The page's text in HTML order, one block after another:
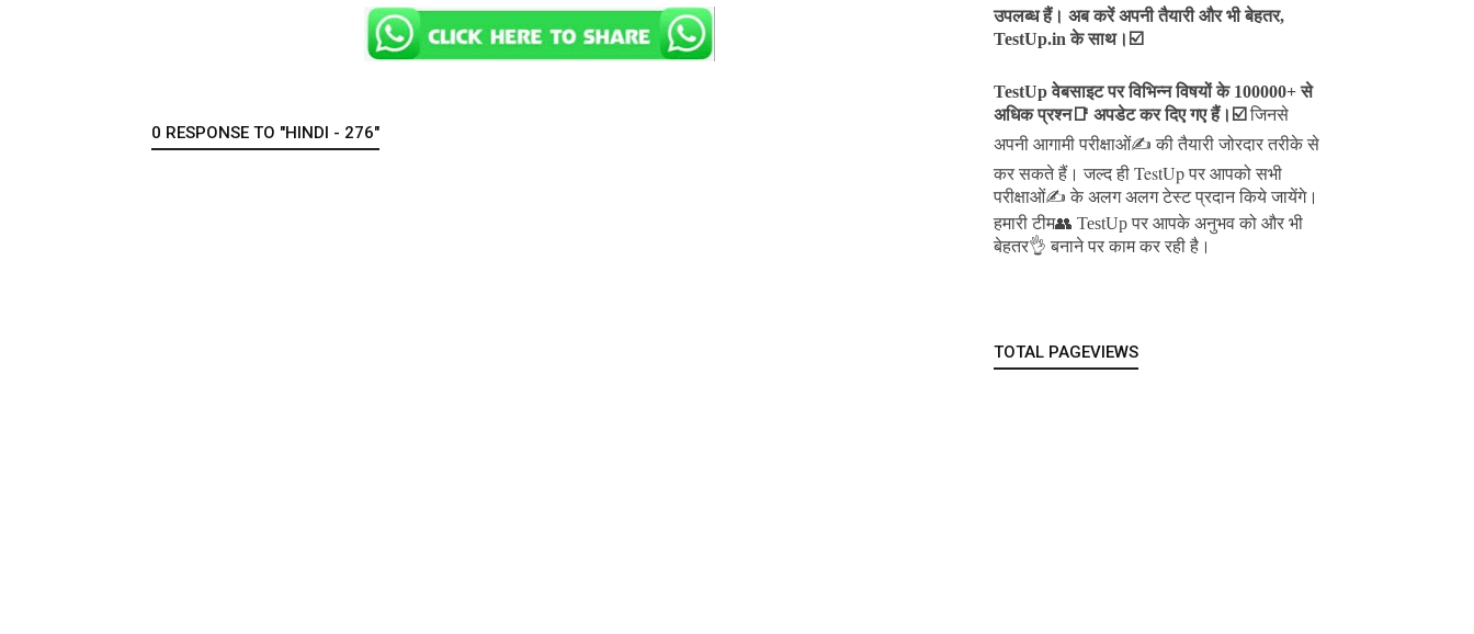
0 RESPONSE TO "HINDI - 276"
उपलब्ध हैं। अब करें अपनी तैयारी और भी बेहतर,
TestUp.in के साथ।☑️
TestUp वेबसाइट पर विभिन्न विषयों के 100000+ से
अधिक प्रश्न📑 अपडेट कर दिए गए हैं। ☑️ जिनसे
अपनी आगामी परीक्षाओं✍️ की तैयारी जोरदार तरीके से
कर सकते हैं।जल्द ही TestUp पर आपको सभी
परीक्षाओं✍️ के अलग अलग टेस्ट प्रदान किये जायेंगे।
हमारी टीम👥 TestUp पर आपके अनुभव को और भी
बेहतर👌 बनाने पर काम कर रही है।
TOTAL PAGEVIEWS